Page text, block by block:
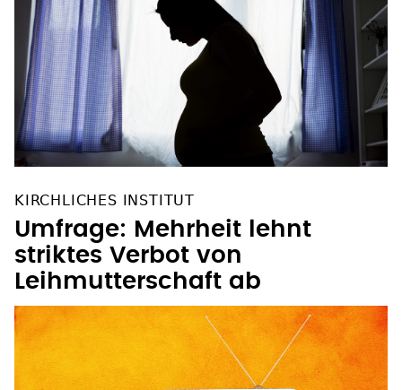
KIRCHLICHES INSTITUT
Umfrage: Mehrheit lehnt
striktes Verbot von
Leihmutterschaft ab